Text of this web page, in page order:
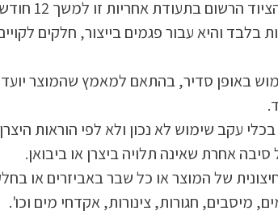
זו למשך 12 חודשים מהתאריך הרשום בחשבונית של הצרכן.
באופן סדיר, בהתאם למאמץ שהמוצר יועד
עקב שימוש לא נכון ולא לפי הוראות
אחרת שאינה תלויה ביצרן או ביבואן.
של המוצר או כל שבר באביזרים או
מיסבים, חגורות, צינורות, אקדחי מים וכו'.